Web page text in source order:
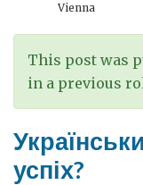
Vienna
This post was
in a previous
успіх?